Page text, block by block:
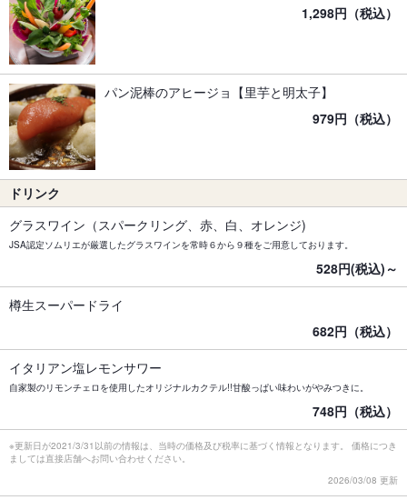
1,298円（税込）
パン泥棒のアヒージョ【里芋と明太子】
979円（税込）
ドリンク
グラスワイン（スパークリング、赤、白、オレンジ)
JSA認定ソムリエが厳選したグラスワインを常時６から９種をご用意しております。
528円(税込)～
樽生スーパードライ
682円（税込）
イタリアン塩レモンサワー
自家製のリモンチェロを使用したオリジナルカクテル!!甘酸っぱい味わいがやみつきに。
748円（税込）
※更新日が2021/3/31以前の情報は、当時の価格及び税率に基づく情報となります。 価格につき
ましては直接店舗へお問い合わせください。
2026/03/08 更新